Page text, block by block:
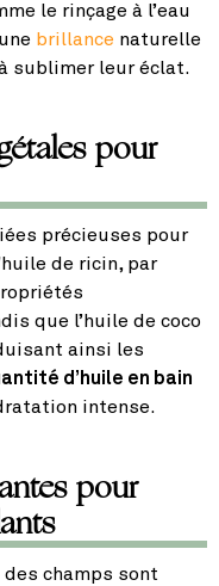
le rinçage à l’eau
brillance naturelle
sublimer leur éclat.
pour
précieuses pour
de ricin, par
que l’huile de coco
ainsi les
d’huile en bain
intense.
pour
champs sont